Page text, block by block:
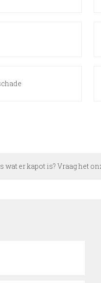
er kapot is? Vraag het